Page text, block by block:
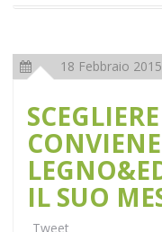
18 Febbraio 2015
IL SUO
Tweet